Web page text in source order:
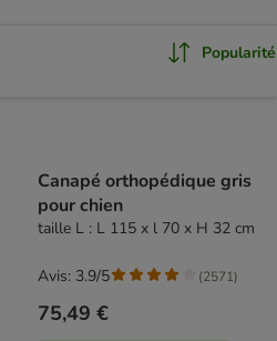
Popularité
Canapé orthopédique gris
pour chien
taille L : L 115 x l 70 x H 32 cm
75,49 €
Avis: 3.9/5 (2571)